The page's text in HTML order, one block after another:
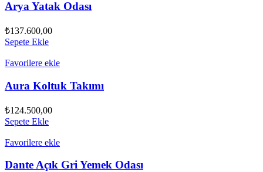
Arya Yatak Odası
₺137.600,00
Sepete Ekle
Favorilere ekle
Aura Koltuk Takımı
₺124.500,00
Sepete Ekle
Favorilere ekle
Dante Açık Gri Yemek Odası